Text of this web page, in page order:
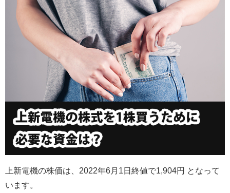
上新電機の株価は、2022年6月1日終値で1,904円 となって
います。